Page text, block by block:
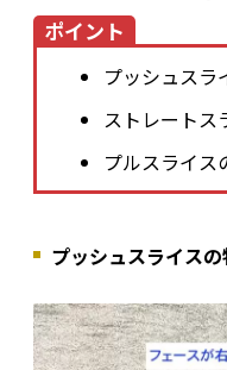
ポイント
プッシュスラ
ストレートス
プルスライス
プッシュスライス